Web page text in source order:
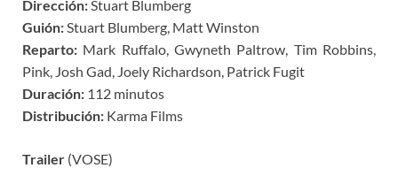
Dirección:Stuart Blumberg
Guión:Stuart Blumberg, Matt Winston
Reparto: Mark Ruffalo, Gwyneth Paltrow, Tim Robbins,
Pink, Josh Gad, Joely Richardson, Patrick Fugit
Duración: 112 minutos
Distribución: Karma Films
Trailer (VOSE)